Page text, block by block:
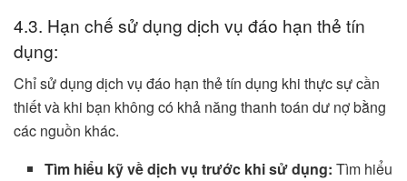
4.3. Hạn chế sử dụng dịch vụ đáo hạn thẻ tín
dụng:
Chỉ sử dụng dịch vụ đáo hạn thẻ tín dụng khi thực sự cần
thiết và khi bạn không có khả năng thanh toán dư nợ bằng
các nguồn khác.
Tìm hiểu kỹ về dịch vụ trước khi sử dụng: Tìm hiểu